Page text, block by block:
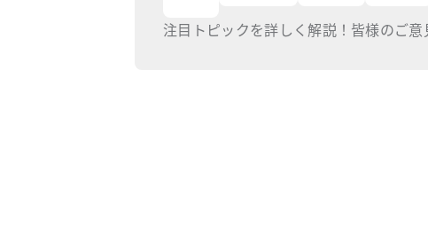
注目トピックを詳しく解説！皆様のご